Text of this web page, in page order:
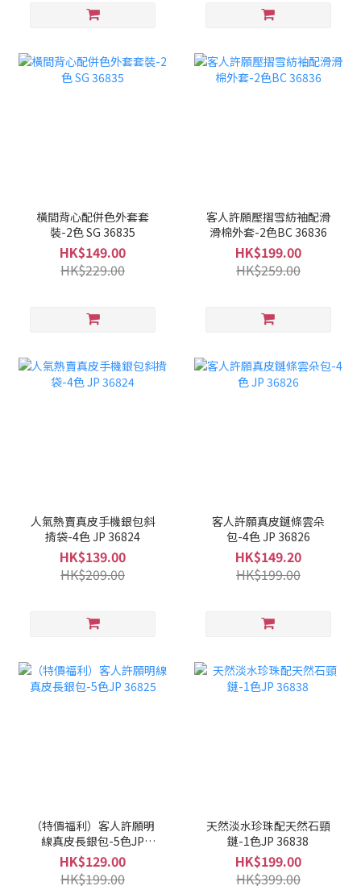
橫間背心配併色外套套
裝-2色 SG 36835
HK$149.00
HK$229.00
客人許願壓摺雪紡袖配滑
滑棉外套-2色BC 36836
HK$199.00
HK$259.00
人氣熱賣真皮手機銀包斜
揹袋-4色 JP 36824
HK$139.00
HK$209.00
客人許願真皮鏈條雲朵
包-4色 JP 36826
HK$149.20
HK$199.00
（特價福利）客人許願明
線真皮長銀包-5色JP
36825
HK$129.00
HK$199.00
天然淡水珍珠配天然石頸
鏈-1色JP 36838
HK$199.00
HK$399.00